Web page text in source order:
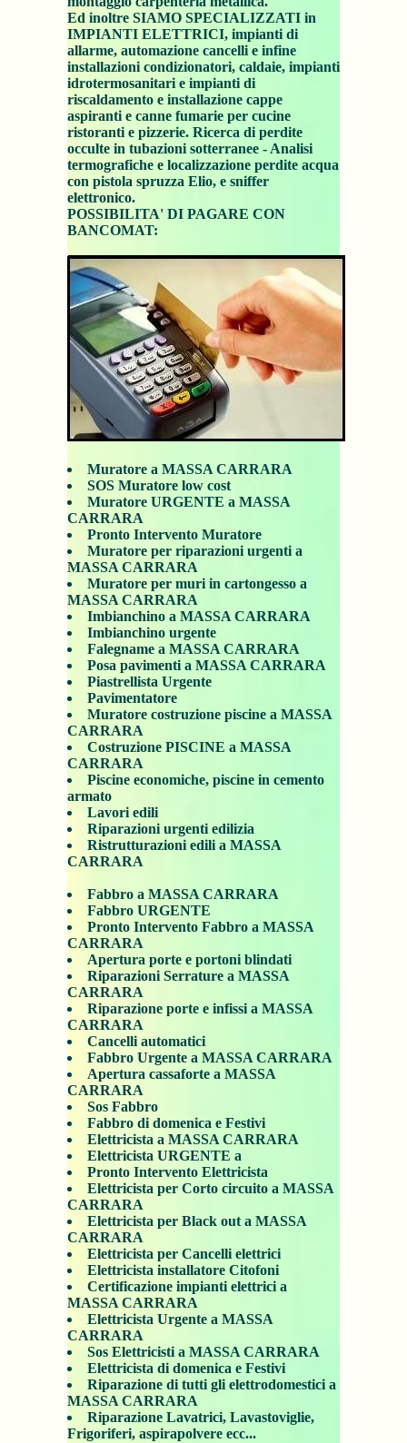
Ed inoltre SIAMO SPECIALIZZATI in
IMPIANTI ELETTRICI, impianti di
allarme, automazione cancelli e infine
installazioni condizionatori, caldaie, impianti
idrotermosanitari e impianti di
riscaldamento e installazione cappe
aspiranti e canne fumarie per cucine
ristoranti e pizzerie. Ricerca di perdite
occulte in tubazioni sotterranee - Analisi
termografiche e localizzazione perdite acqua
con pistola spruzza Elio, e sniffer
elettronico.
POSSIBILITA' DI PAGARE CON
BANCOMAT:
Muratore a MASSA CARRARA
SOS Muratore low cost
Muratore URGENTE a MASSA
CARRARA
Pronto Intervento Muratore
Muratore per riparazioni urgenti a
MASSA CARRARA
Muratore per muri in cartongesso a
MASSA CARRARA
Imbianchino a MASSA CARRARA
Imbianchino urgente
Falegname a MASSA CARRARA
Posa pavimenti a MASSA CARRARA
Piastrellista Urgente
Pavimentatore
Muratore costruzione piscine a MASSA
CARRARA
Costruzione PISCINE a MASSA
CARRARA
Piscine economiche, piscine in cemento
armato
Lavori edili
Riparazioni urgenti edilizia
Ristrutturazioni edili a MASSA
CARRARA
Fabbro a MASSA CARRARA
Fabbro URGENTE
Pronto Intervento Fabbro a MASSA
CARRARA
Apertura porte e portoni blindati
Riparazioni Serrature a MASSA
CARRARA
Riparazione porte e infissi a MASSA
CARRARA
Cancelli automatici
Fabbro Urgente a MASSA CARRARA
Apertura cassaforte a MASSA
CARRARA
Sos Fabbro
Fabbro di domenica e Festivi
Elettricista a MASSA CARRARA
Elettricista URGENTE a
Pronto Intervento Elettricista
Elettricista per Corto circuito a MASSA
CARRARA
Elettricista per Black out a MASSA
CARRARA
Elettricista per Cancelli elettrici
Elettricista installatore Citofoni
Certificazione impianti elettrici a
MASSA CARRARA
Elettricista Urgente a MASSA
CARRARA
Sos Elettricisti a MASSA CARRARA
Elettricista di domenica e Festivi
Riparazione di tutti gli elettrodomestici a
MASSA CARRARA
Riparazione Lavatrici, Lavastoviglie,
Frigoriferi, aspirapolvere ecc...